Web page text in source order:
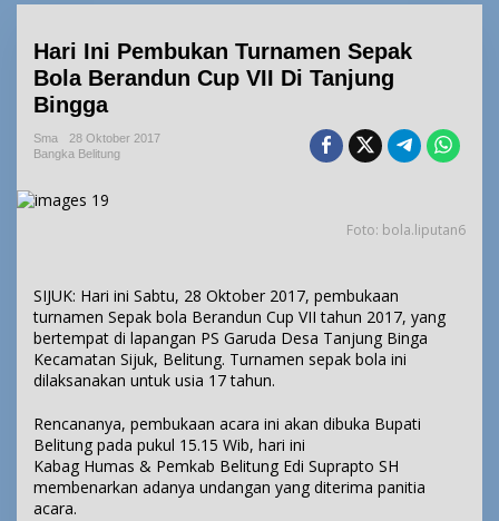
Hari Ini Pembukan Turnamen Sepak
Bola Berandun Cup VII Di Tanjung
Bingga
Sma
28 Oktober 2017
Bangka Belitung
Foto: bola.liputan6
SIJUK: Hari ini Sabtu, 28 Oktober 2017, pembukaan
turnamen Sepak bola Berandun Cup VII tahun 2017, yang
bertempat di lapangan PS Garuda Desa Tanjung Binga
Kecamatan Sijuk, Belitung. Turnamen sepak bola ini
dilaksanakan untuk usia 17 tahun.
Rencananya, pembukaan acara ini akan dibuka Bupati
Belitung pada pukul 15.15 Wib, hari ini
Kabag Humas & Pemkab Belitung Edi Suprapto SH
membenarkan adanya undangan yang diterima panitia
acara.